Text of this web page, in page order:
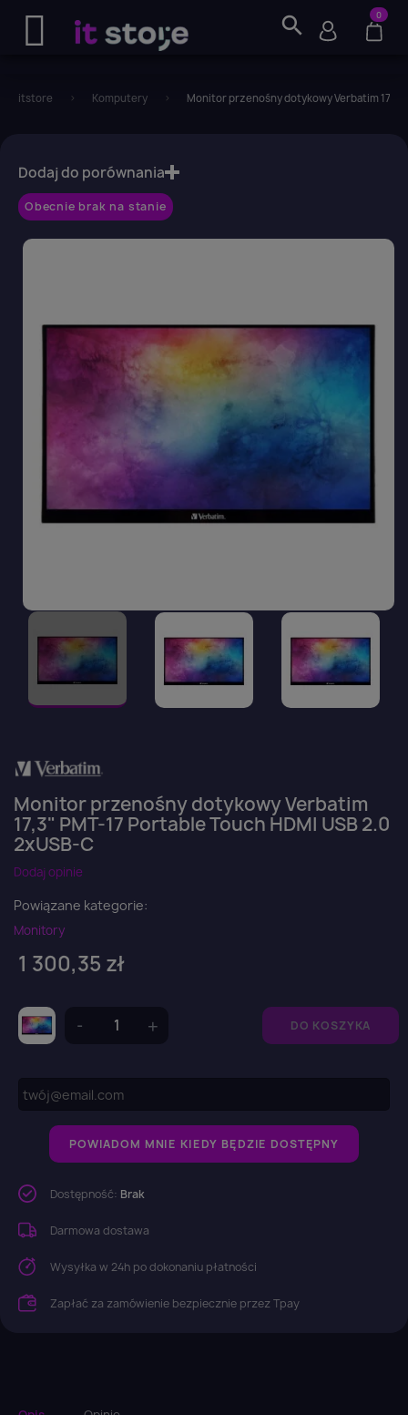
search 0
itstore Komputery Monitor przenośny dotykowy Verbatim 17,3"
Obecnie brak na stanie
Monitor przenośny dotykowy Verbatim
17,3" PMT-17 Portable Touch HDMI USB 2.0
2xUSB-C
Dodaj opinie
Powiązane kategorie:
Monitory
1 300,35 zł
DO KOSZYKA
Dodaj do porównania
POWIADOM MNIE KIEDY BĘDZIE DOSTĘPNY
Dostępność: Brak
Darmowa dostawa
Wysyłka w 24h po dokonaniu płatności
Zapłać za zamówienie bezpiecznie przez Tpay